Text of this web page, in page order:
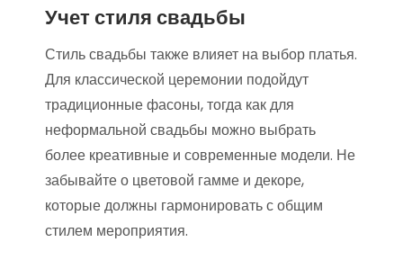
Учет стиля свадьбы
Стиль свадьбы также влияет на выбор платья.
Для классической церемонии подойдут
традиционные фасоны, тогда как для
неформальной свадьбы можно выбрать
более креативные и современные модели. Не
забывайте о цветовой гамме и декоре,
которые должны гармонировать с общим
стилем мероприятия.